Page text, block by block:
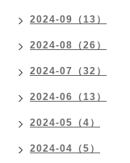
2024-09（13）
2024-08（26）
2024-07（32）
2024-06（13）
2024-05（4）
2024-04（5）